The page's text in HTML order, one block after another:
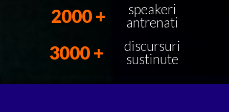
2000+
speakeri
antrenati
3000+
discursuri
sustinute